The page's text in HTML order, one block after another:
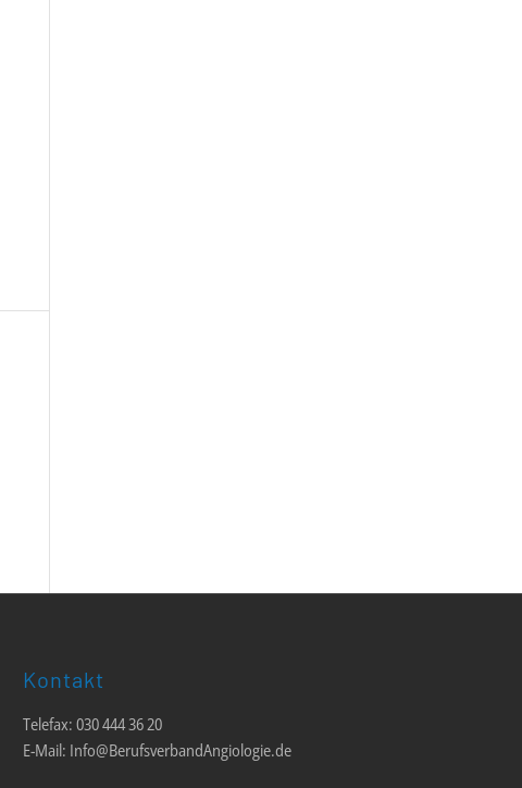
Kontakt
Telefax: 030 444 36 20
E-Mail: Info@BerufsverbandAngiologie.de